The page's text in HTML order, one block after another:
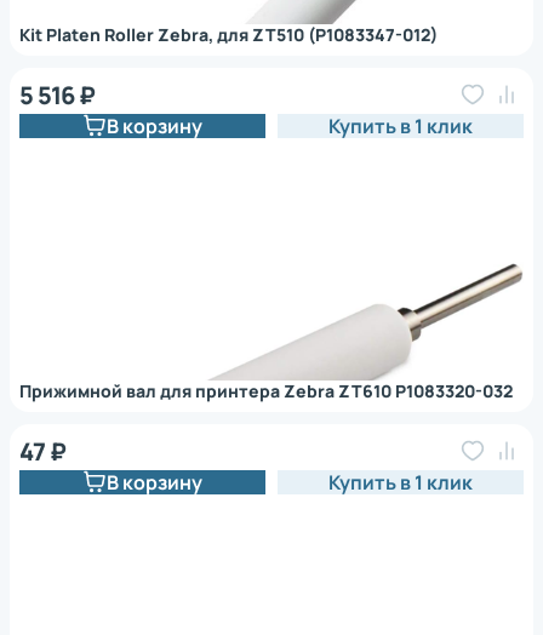
Kit Platen Roller Zebra, для ZT510 (P1083347-012)
Прижимной вал для принтера Zebra ZT610 P1083320-032
5 516 ₽
В корзину Купить в 1 клик
47 ₽
В корзину Купить в 1 клик